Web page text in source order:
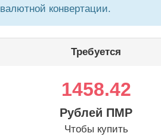
валютной конвертации.
Требуется
1458.42
Рублей ПМР
Чтобы купить